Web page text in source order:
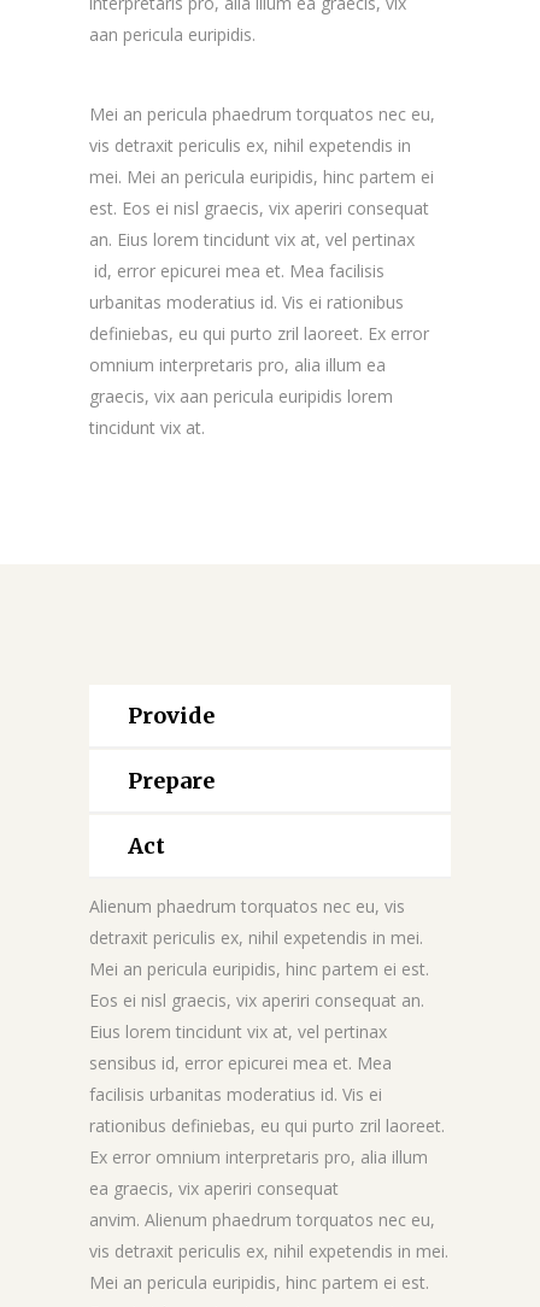
aan pericula euripidis.
Mei an pericula phaedrum torquatos nec eu,
vis detraxit periculis ex, nihil expetendis in
mei. Mei an pericula euripidis, hinc partem ei
est. Eos ei nisl graecis, vix aperiri consequat
an. Eius lorem tincidunt vix at, vel pertinax
id, error epicurei mea et. Mea facilisis
urbanitas moderatius id. Vis ei rationibus
definiebas, eu qui purto zril laoreet. Ex error
omnium interpretaris pro, alia illum ea
graecis, vix aan pericula euripidis lorem
tincidunt vix at.
Provide
Prepare
Act
Alienum phaedrum torquatos nec eu, vis
detraxit periculis ex, nihil expetendis in mei.
Mei an pericula euripidis, hinc partem ei est.
Eos ei nisl graecis, vix aperiri consequat an.
Eius lorem tincidunt vix at, vel pertinax
sensibus id, error epicurei mea et. Mea
facilisis urbanitas moderatius id. Vis ei
rationibus definiebas, eu qui purto zril laoreet.
Ex error omnium interpretaris pro, alia illum
ea graecis, vix aperiri consequat
anvim. Alienum phaedrum torquatos nec eu,
vis detraxit periculis ex, nihil expetendis in mei.
Mei an pericula euripidis, hinc partem ei est.